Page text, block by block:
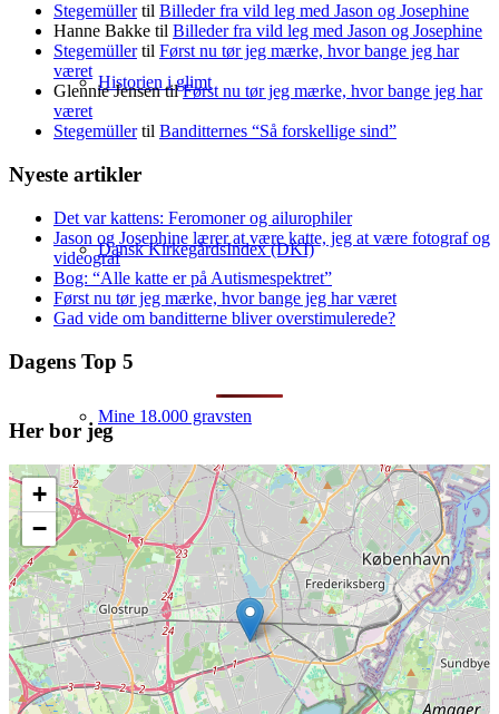
Historien i glimt
Dansk KirkegårdsIndex (DKI)
Mine 18.000 gravsten
Artikler om slægtsforskning
Stegemüllertil Billeder fra vild leg med Jason og Josephine
Hanne Bakke til Billeder fra vild leg med Jason og Josephine
Stegemüllertil Først nu tør jeg mærke, hvor bange jeg har
været
Glennie JensentilFørst nu tør jeg mærke, hvor bange jeg har
været
Stegemüllertil Banditternes “Så forskellige sind”
Nyeste artikler
Det var kattens: Feromoner og ailurophiler
Jason og Josephine lærer at være katte, jeg at være fotograf og
videograf
Bog: “Alle katte er på Autismespektret”
Først nu tør jeg mærke, hvor bange jeg har været
Gad vide om banditterne bliver overstimulerede?
Dagens Top 5
Her bor jeg
+
−